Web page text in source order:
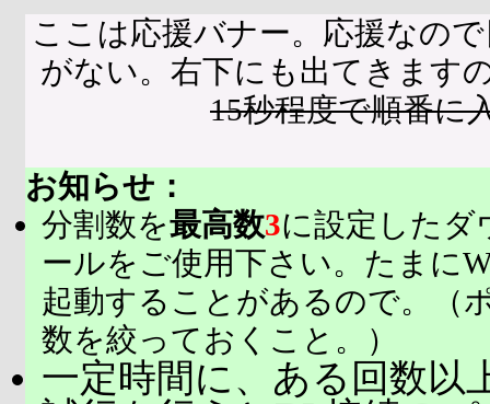
ここは応援バナー。応援なの
がない。右下にも出てきます
15秒程度で順番に
お知らせ：
分割数を最高数3に設定したダ
ールをご使用下さい。たまに
起動することがあるので。（
数を絞っておくこと。）
一定時間に、ある回数以